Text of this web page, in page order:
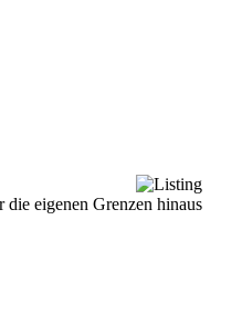
eigenen Grenzen hinaus